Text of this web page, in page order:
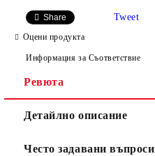
Share Tweet
Оцени продукта
Информация за Съответствие
Ревюта
Детайлно описание
Често задавани въпроси